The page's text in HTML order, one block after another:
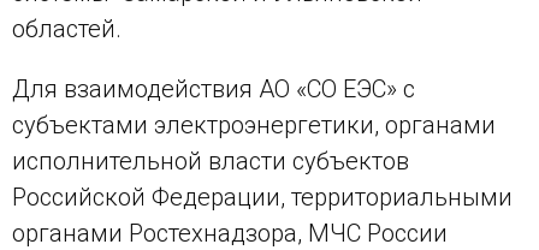
областей.
Для взаимодействия АО «СО ЕЭС» с
субъектами электроэнергетики, органами
исполнительной власти субъектов
Российской Федерации, территориальными
органами Ростехнадзора, МЧС России